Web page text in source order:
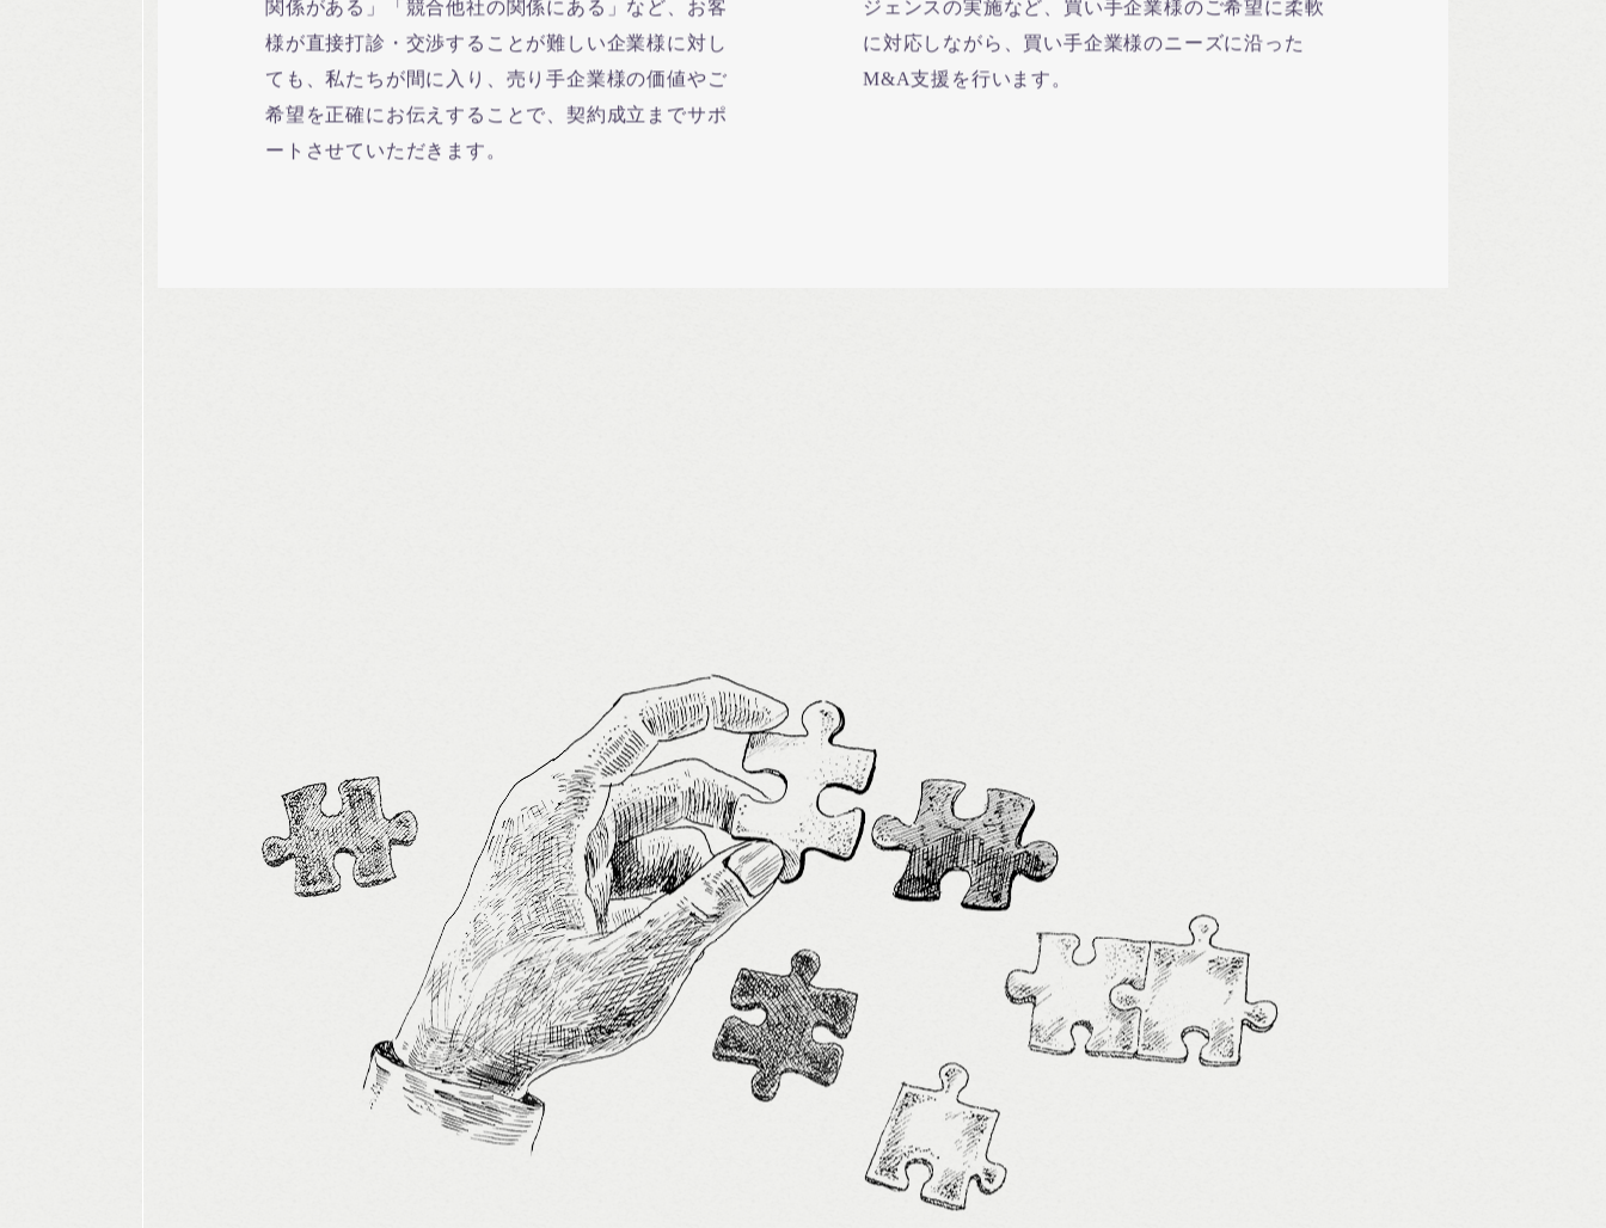
関係がある」「競合他社の関係にある」など、お客
様が直接打診・交渉することが難しい企業様に対し
ても、私たちが間に入り、売り手企業様の価値やご
希望を正確にお伝えすることで、契約成立までサポ
ートさせていただきます。
ジェンスの実施など、買い手企業様のご希望に柔軟
に対応しながら、買い手企業様のニーズに沿った
M&A支援を行います。